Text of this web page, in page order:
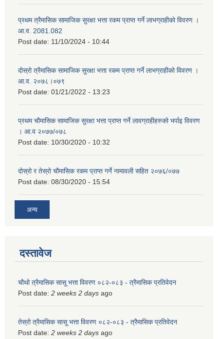
प्रथम त्रैमासिक सामाजिक सुरक्षा भत्ता रकम प्राप्त गर्ने लाभग्राहीको विवरण ।
आ.व. 2081.082
Post date: 11/10/2024 - 10:44
दोस्रो त्रैमासिक सामाजिक सुरक्षा भत्ता रकम प्राप्त गर्ने लाभग्राहीको विवरण ।
आ.व. २०७८।०७९
Post date: 01/21/2022 - 13:23
प्रथम चौमासिक सामाजिक सुरक्षा भत्ता प्राप्त गर्ने लावग्राहीहरुको भर्पाइ विवरण
। आ.व २०७७/०७८
Post date: 10/30/2020 - 10:32
दोस्रो र तेस्रो चौमासिक रकम प्राप्त गर्ने नामावली सहित २०७६/०७७
Post date: 08/30/2020 - 15:54
अन्य
दस्तावेज
चौथो त्रैमासिक सासू भत्ता विवरण ०८२-०८३ - त्रैमासिक प्रतिवेदन
Post date: 2 weeks 2 days ago
तेस्रो त्रैमासिक सासू भत्ता विवरण ०८२-०८३ - त्रैमासिक प्रतिवेदन
Post date: 2 weeks 2 days ago